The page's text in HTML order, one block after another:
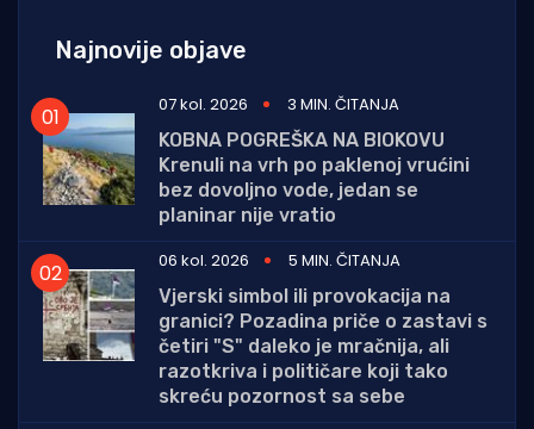
Najnovije objave
07 kol. 2026
3 MIN. ČITANJA
KOBNA POGREŠKA NA BIOKOVU
Krenuli na vrh po paklenoj vrućini
bez dovoljno vode, jedan se
planinar nije vratio
06 kol. 2026
5 MIN. ČITANJA
Vjerski simbol ili provokacija na
granici? Pozadina priče o zastavi s
četiri "S" daleko je mračnija, ali
razotkriva i političare koji tako
skreću pozornost sa sebe